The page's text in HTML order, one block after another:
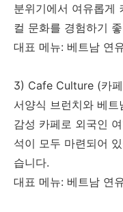
분위기에서 여유롭게
컬 문화를 경험하기
대표 메뉴: 베트남 연
3) Cafe Culture (카
서양식 브런치와 베
감성 카페로 외국인
석이 모두 마련되어
습니다.
대표 메뉴: 베트남 연